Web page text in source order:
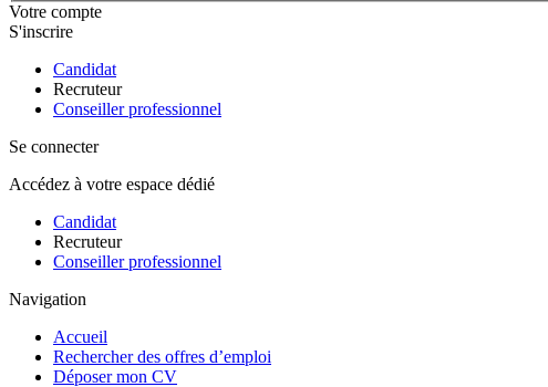
Votre compte
S'inscrire
Candidat
Recruteur
Conseiller professionnel
Se connecter
Accédez à votre espace dédié
Candidat
Recruteur
Conseiller professionnel
Navigation
Accueil
Rechercher des offres d’emploi
Déposer mon CV